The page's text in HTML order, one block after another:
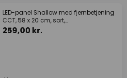
LED-panel Shallow med fjernbetjening
CCT, 58 x 20 cm, sort,
baggrundsbelysning
259,00 kr.